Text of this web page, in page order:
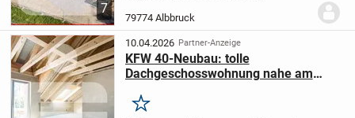
7
Ende 2026 ein modernes
Mehrfamilienhaus mit insgesamt sechs
hochwertigen Eigentumswohnungen.
Das...
79774 Albbruck
10.04.2026 Partner-Anzeige
KFW 40-Neubau: tolle
Dachgeschosswohnung nahe am
Hochrhein
Merken